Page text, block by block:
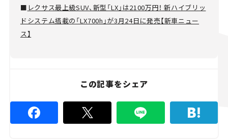
■ レクサス最上級SUV、新型「LX」は2100万円！ 新ハイブリッ
ドシステム搭載の「LX700h」が3月24日に発売【新車ニュー
ス】
この記事をシェア